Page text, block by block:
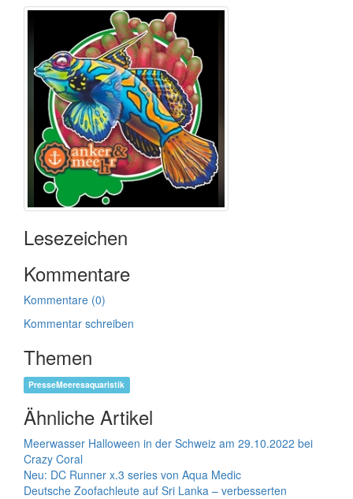
Lesezeichen
Kommentare
Kommentare (0)
Kommentar schreiben
Themen
PresseMeeresaquaristik
Ähnliche Artikel
Meerwasser Halloween in der Schweiz am 29.10.2022 bei
Crazy Coral
Neu: DC Runner x.3 series von Aqua Medic
Deutsche Zoofachleute auf Sri Lanka – verbesserten